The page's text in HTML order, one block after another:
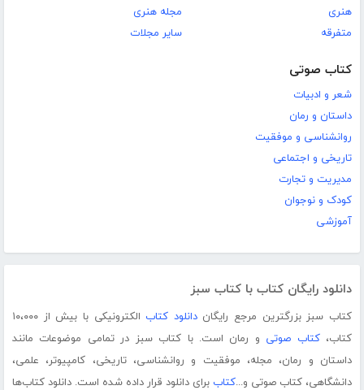
هنری
متفرقه
مجله هنری
سایر مجلات
کتاب صوتی
شعر و ادبیات
داستان و رمان
روانشناسی و موفقیت
تاریخی و اجتماعی
مدیریت و تجارت
کودک و نوجوان
آموزشی
دانلود رایگان کتاب با کتاب سبز
کتاب سبز بزرگترین مرجع رایگاندانلود کتاب
الکترونیکی با بیش از ۱۰،۰۰۰
کتاب،کتاب صوتی و رمان است. با کتاب سبز در تمامی موضوعات مانند
داستان و رمان، مجله، موفقیت و روانشناسی، تاریخی، کامپیوتر، علمی،
دانشگاهی، کتاب صوتی و...کتاب برای دانلود قرار داده شده است. دانلود کتاب‌ها